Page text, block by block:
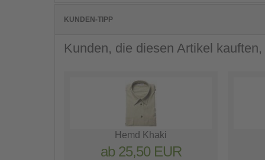
KUNDEN-TIPP
Kunden, die diesen Artikel
Hemd Khaki
ab 25,50 EUR